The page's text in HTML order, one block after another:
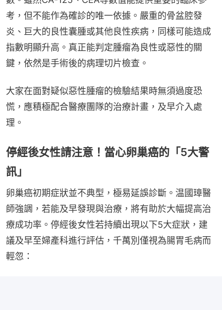
考，但不能作為確診的唯一依據。嚴重的骨盆腔發
炎、巨大的良性囊腫或其他良性疾病，同樣可能造成
指數明顯升高。真正能判定腫瘤為良性或惡性的關
鍵，依然是手術後的病理切片檢查。
大家在面對疑似惡性腫瘤的檢驗結果時無須過度恐
慌，應積極配合醫療團隊的治療計畫，及早介入處
理。
停經後女性請注意！當心卵巢癌的「5大警
訊」
卵巢癌初期症狀並不典型，極易延誤診斷。温國璋醫
師強調，若能及早發現與治療，將有助於大幅提高治
療成功率。停經後女性若持續出現以下5大症狀，建
議及早至婦產科進行評估，千萬別僅視為腸胃毛病而
輕忽：